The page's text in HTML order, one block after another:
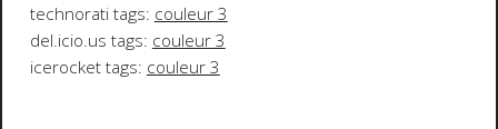
technorati tags: couleur 3
del.icio.us tags: couleur 3
icerocket tags: couleur 3